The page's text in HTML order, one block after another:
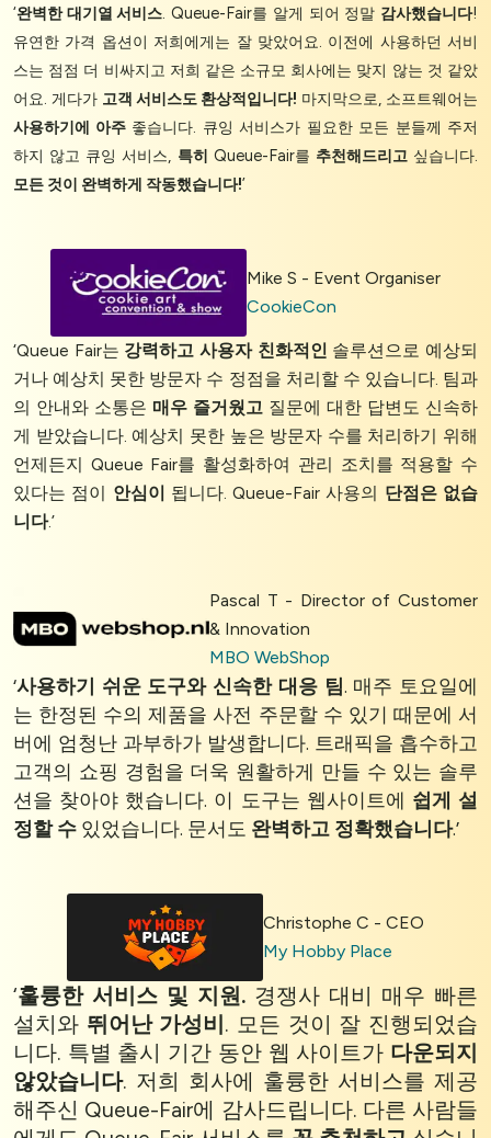
‘완벽한 대기열 서비스. Queue-Fair를 알게 되어 정말 감사했습니다!
유연한 가격 옵션이 저희에게는 잘 맞았어요. 이전에 사용하던 서비
스는 점점 더 비싸지고 저희 같은 소규모 회사에는 맞지 않는 것 같았
어요. 게다가 고객 서비스도 환상적입니다! 마지막으로, 소프트웨어는
사용하기에 아주좋습니다. 큐잉 서비스가 필요한 모든 분들께 주저
하지 않고 큐잉 서비스, 특히 Queue-Fair를 추천해드리고싶습니다.
모든 것이 완벽하게 작동했습니다!’
Mike S - Event Organiser
CookieCon
‘Queue Fair는 강력하고 사용자 친화적인 솔루션으로 예상되
거나 예상치 못한 방문자 수 정점을 처리할 수 있습니다. 팀과
의 안내와 소통은 매우 즐거웠고 질문에 대한 답변도 신속하
게 받았습니다. 예상치 못한 높은 방문자 수를 처리하기 위해
언제든지 Queue Fair를 활성화하여 관리 조치를 적용할 수
있다는 점이 안심이 됩니다. Queue-Fair 사용의 단점은 없습
니다.’
Pascal T - Director of Customer
& Innovation
MBO WebShop
‘사용하기 쉬운 도구와 신속한 대응 팀. 매주 토요일에
는 한정된 수의 제품을 사전 주문할 수 있기 때문에 서
버에 엄청난 과부하가 발생합니다. 트래픽을 흡수하고
고객의 쇼핑 경험을 더욱 원활하게 만들 수 있는 솔루
션을 찾아야 했습니다. 이 도구는 웹사이트에 쉽게 설
정할 수 있었습니다. 문서도 완벽하고 정확했습니다.’
Christophe C - CEO
My Hobby Place
‘훌륭한 서비스 및 지원. 경쟁사 대비 매우 빠른
설치와 뛰어난 가성비 . 모든 것이 잘 진행되었습
니다. 특별 출시 기간 동안 웹 사이트가 다운되지
않았습니다. 저희 회사에 훌륭한 서비스를 제공
해주신 Queue-Fair에 감사드립니다. 다른 사람들